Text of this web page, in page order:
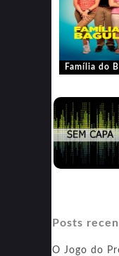
Família do
Posts
O Jogo do